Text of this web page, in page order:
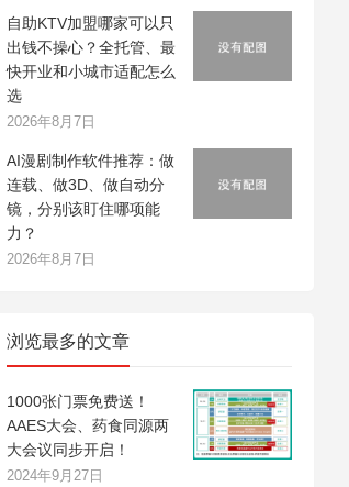
自助KTV加盟哪家可以只
出钱不操心？全托管、最
快开业和小城市适配怎么
选
2026年8月7日
AI漫剧制作软件推荐：做
连载、做3D、做自动分
镜，分别该盯住哪项能
力？
2026年8月7日
浏览最多的文章
1000张门票免费送！
AAES大会、药食同源两
大会议同步开启！
2024年9月27日